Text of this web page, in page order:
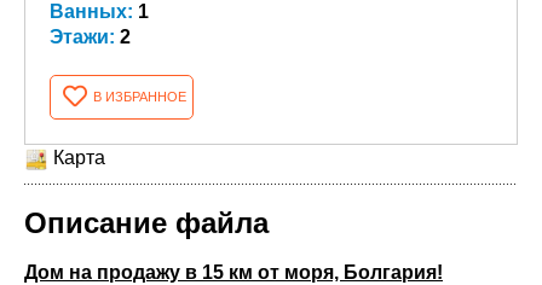
Ванных: 1
Этажи: 2
В ИЗБРАННОЕ
Карта
Описание файла
Дом на продажу в 15 км от моря, Болгария!